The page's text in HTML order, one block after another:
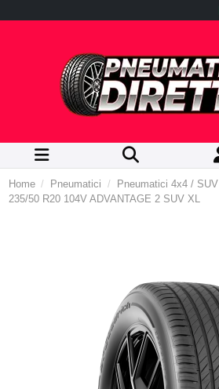
Home Pneumatici Pneumatici 4x4 / SUV
235/50 R20 104V ADVANTAGE 2 SUV XL